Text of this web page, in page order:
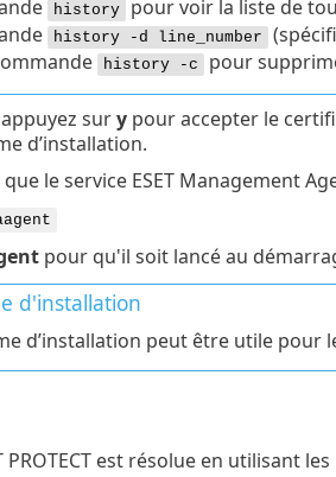
history pour voir la liste de
history -d line_number
history -c pour
surypour accepter le
d’installation.
le service ESET Management
pour qu'il soit lancé au
d'installation
d’installation peut être utile pour
PROTECT est résolue en utilisant